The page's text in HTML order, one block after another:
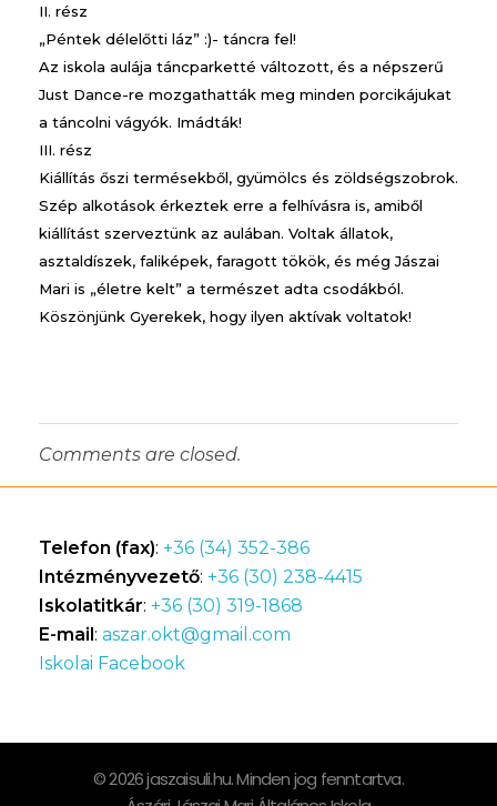
II. rész
„Péntek délelőtti láz” :)- táncra fel!
Az iskola aulája táncparketté változott, és a népszerű
Just Dance-re mozgathatták meg minden porcikájukat
a táncolni vágyók. Imádták!
III. rész
Kiállítás őszi termésekből, gyümölcs és zöldségszobrok.
Szép alkotások érkeztek erre a felhívásra is, amiből
kiállítást szerveztünk az aulában. Voltak állatok,
asztaldíszek, faliképek, faragott tökök, és még Jászai
Mari is „életre kelt” a természet adta csodákból.
Köszönjünk Gyerekek, hogy ilyen aktívak voltatok!
Comments are closed.
Telefon (fax): +36 (34) 352-386
Intézményvezető: +36 (30) 238-4415
Iskolatitkár: +36 (30) 319-1868
E-mail: aszar.okt@gmail.com
Iskolai Facebook
© 2026 jaszaisuli.hu. Minden jog fenntartva.